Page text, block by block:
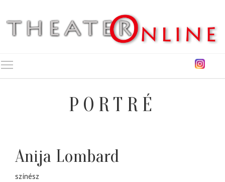
PORTRÉ
Anija Lombard
színész